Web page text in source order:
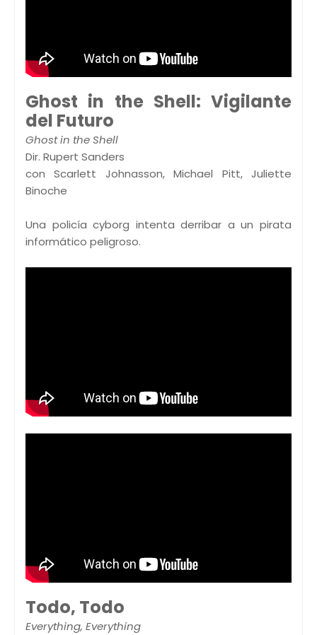
Ghost in the Shell: Vigilante
del Futuro
Ghost in the Shell
Dir. Rupert Sanders
con Scarlett Johnasson, Michael Pitt, Juliette
Binoche
Una policía cyborg intenta derribar a un pirata
informático peligroso.
Todo, Todo
Everything, Everything